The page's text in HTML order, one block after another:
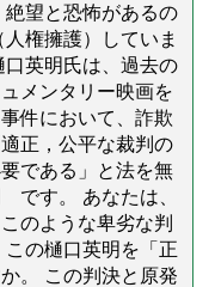
望と恐怖があるの
権擁護）していま
英明氏は、過去の
メンタリー映画を
件において、詐欺
正，公平な裁判の
である」と法を無
です。 あなたは、
のような卑劣な判
の樋口英明を「正
。 この判決と原発